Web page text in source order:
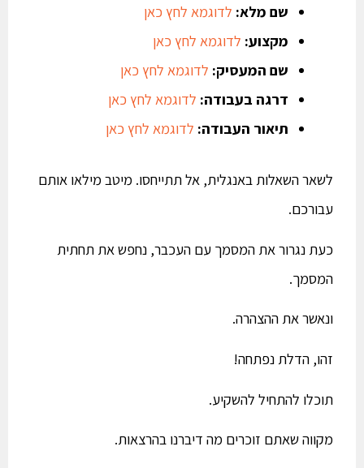
שם מלא:לדוגמא לחץ כאן
מקצוע:לדוגמא לחץ כאן
שם המעסיק:לדוגמא לחץ כאן
דרגה בעבודה:לדוגמא לחץ כאן
תיאור העבודה:לדוגמא לחץ כאן
לשאר השאלות באנגלית, אל תתייחסו. מיטב מילאו אותם
עבורכם.
כעת נגרור את המסמך עם העכבר, נחפש את תחתית
המסמך.
ונאשר את ההצהרה.
זהו, הדלת נפתחה!
תוכלו להתחיל להשקיע.
מקווה שאתם זוכרים מה דיברנו בהרצאות.